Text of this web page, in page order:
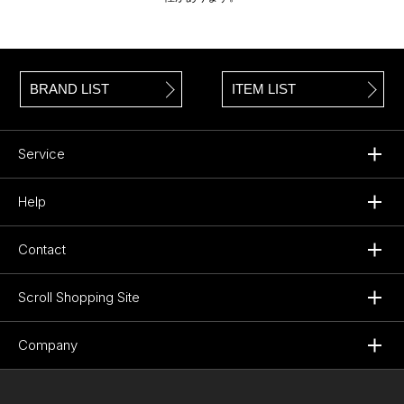
BRAND LIST ITEM LIST
Service
Help
Contact
Scroll Shopping Site
Company